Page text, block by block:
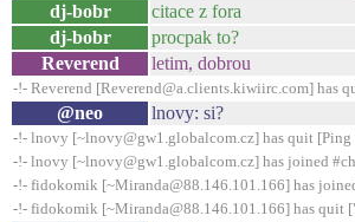
dj-bobr
citace z fora
dj-bobr
procpak to?
Reverend
letim, dobrou
-!- Reverend [Reverend@a.clients.kiwiirc.com] has
@neo lnovy: si?
-!- lnovy [~lnovy@gw1.globalcom.cz] has quit [Ping
-!- lnovy [~lnovy@gw1.globalcom.cz] has joined
-!- fidokomik [~Miranda@88.146.101.166] has
-!- fidokomik [~Miranda@88.146.101.166] has quit